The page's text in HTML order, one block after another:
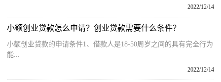
2022/12/14
小额创业贷款怎么申请？创业贷款需要什么条件？
小额创业贷款的申请条件1、借款人是18-50周岁之间的具有完全行为
能...
2022/12/14